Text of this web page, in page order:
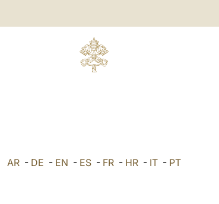
AR- DE - EN - ES- FR- HR- IT- PT